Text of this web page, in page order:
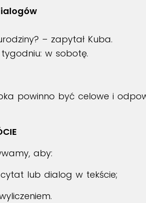
– zapytał Kuba.
tygodniu: w sobotę.
powinno być celowe i
aby:
lub dialog w tekście;